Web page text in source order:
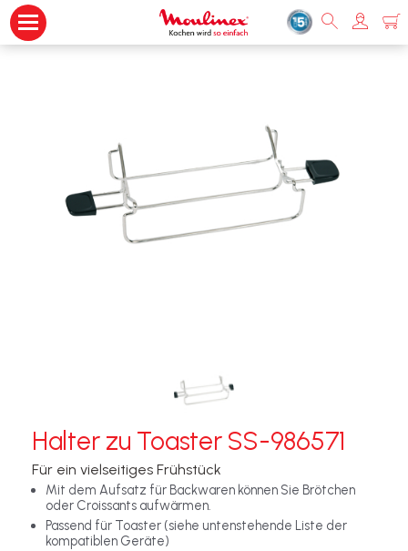
Halter zu Toaster SS-986571
Für ein vielseitiges Frühstück
Mit dem Aufsatz für Backwaren können Sie Brötchen
oder Croissants aufwärmen.
Passend für Toaster (siehe untenstehende Liste der
kompatiblen Geräte)